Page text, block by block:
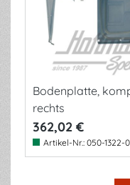
Bodenplatte,
rechts
362,02 €
Artikel-Nr.: 050-1322-